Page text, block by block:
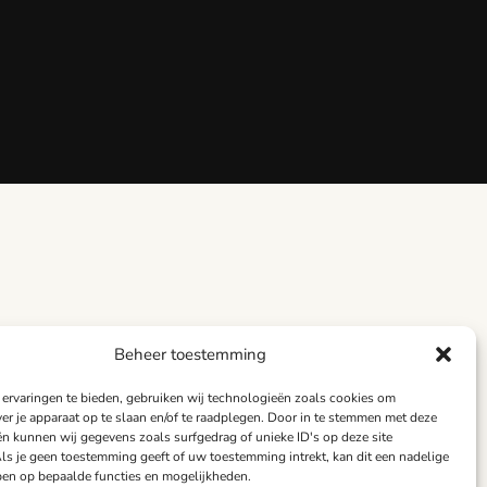
Beheer toestemming
ervaringen te bieden, gebruiken wij technologieën zoals cookies om
je apparaat op te slaan en/of te raadplegen. Door in te stemmen met deze
kunnen wij gegevens zoals surfgedrag of unieke ID's op deze site
je geen toestemming geeft of uw toestemming intrekt, kan dit een nadelige
op bepaalde functies en mogelijkheden.